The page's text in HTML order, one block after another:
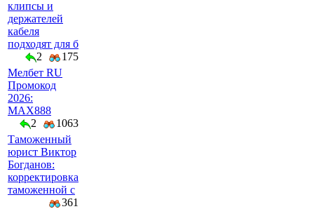
клипсы и
держателей
кабеля
подходят для б
2
175
Мелбет RU
Промокод
2026:
MAX888
2
1063
Таможенный
юрист Виктор
Богданов:
корректировка
таможенной с
361